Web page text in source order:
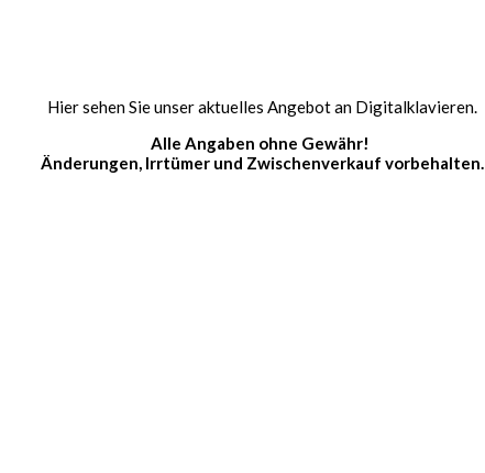
Hier sehen Sie unser aktuelles Angebot an Digitalklavieren.
Alle Angaben ohne Gewähr!
Änderungen, Irrtümer und Zwischenverkauf vorbehalten.